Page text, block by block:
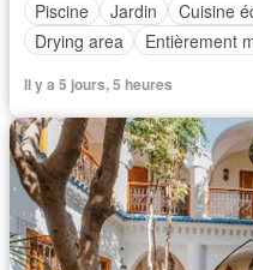
Piscine
Jardin Cuisine
Drying area
Entièrement
Il y a 5 jours, 5 heures